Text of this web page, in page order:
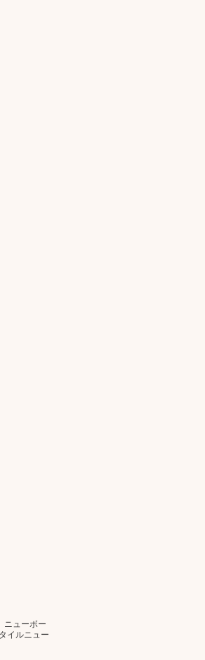
ニューボー
イルニュー